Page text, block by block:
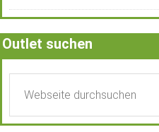
Outlet suchen